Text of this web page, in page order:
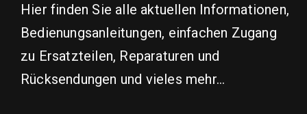
Hier finden Sie alle aktuellen Informationen,
Bedienungsanleitungen, einfachen Zugang
zu Ersatzteilen, Reparaturen und
Rücksendungen und vieles mehr...